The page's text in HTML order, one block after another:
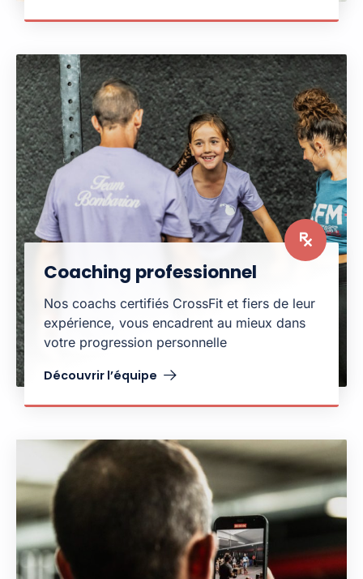
Coaching professionnel
Nos coachs certifiés CrossFit et fiers de leur
expérience, vous encadrent au mieux dans
votre progression personnelle
Découvrir l’équipe